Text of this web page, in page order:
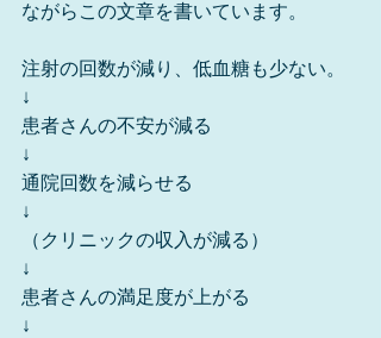
ながらこの文章を書いています。
注射の回数が減り、低血糖も少ない。
↓
患者さんの不安が減る
↓
通院回数を減らせる
↓
（クリニックの収入が減る）
↓
患者さんの満足度が上がる
↓